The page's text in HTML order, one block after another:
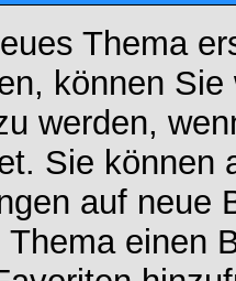
Thema
können
werden,
Sie können
auf neue
einen